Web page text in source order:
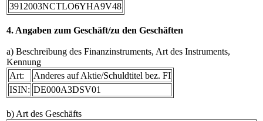
3912003NCTLO6YHA9V48
4. Angaben zum Geschäft/zu den Geschäften
a) Beschreibung des Finanzinstruments, Art des Instruments,
Kennung
Art:
Anderes auf Aktie/Schuldtitel bez. FI
ISIN: DE000A3DSV01
b) Art des Geschäfts